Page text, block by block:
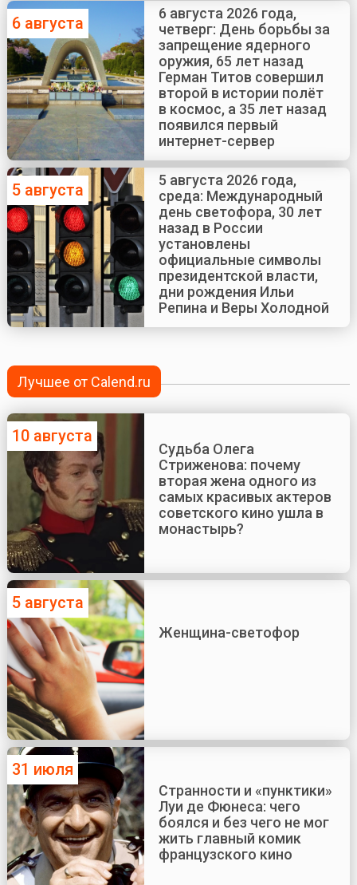
6 августа
6 августа 2026 года,
четверг: День борьбы за
запрещение ядерного
оружия, 65 лет назад
Герман Титов совершил
второй в истории полёт
в космос, а 35 лет назад
появился первый
интернет-сервер
5 августа
5 августа 2026 года,
среда: Международный
день светофора, 30 лет
назад в России
установлены
официальные символы
президентской власти,
дни рождения Ильи
Репина и Веры Холодной
Лучшее от Calend.ru
10 августа
Судьба Олега
Стриженова: почему
вторая жена одного из
самых красивых актеров
советского кино ушла в
монастырь?
5 августа
Женщина-светофор
31 июля
Странности и «пунктики»
Луи де Фюнеса: чего
боялся и без чего не мог
жить главный комик
французского кино